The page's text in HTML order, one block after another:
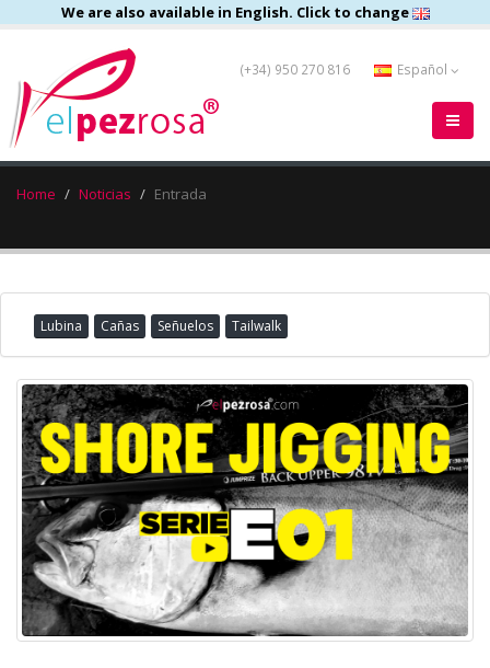
We are also available in English. Click to change
(+34) 950 270 816 Español
Home Noticias Entrada
Lubina Cañas Señuelos Tailwalk